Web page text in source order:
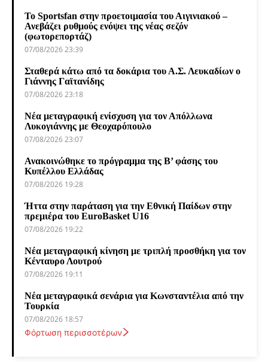
Το Sportsfan στην προετοιμασία του Αιγινιακού –
Ανεβάζει ρυθμούς ενόψει της νέας σεζόν
(φωτορεπορτάζ)
07/08/2026 23:39
Σταθερά κάτω από τα δοκάρια του Α.Σ. Λευκαδίων ο
Γιάννης Γαϊτανίδης
07/08/2026 23:18
Νέα μεταγραφική ενίσχυση για τον Απόλλωνα
Λυκογιάννης με Θεοχαρόπουλο
07/08/2026 23:07
Ανακοινώθηκε το πρόγραμμα της Β’ φάσης του
Κυπέλλου Ελλάδας
07/08/2026 19:28
Ήττα στην παράταση για την Εθνική Παίδων στην
πρεμιέρα του EuroBasket U16
07/08/2026 19:22
Νέα μεταγραφική κίνηση με τριπλή προσθήκη για τον
Κένταυρο Λουτρού
07/08/2026 19:11
Νέα μεταγραφικά σενάρια για Κωνσταντέλια από την
Τουρκία
07/08/2026 18:57
Φόρτωση περισσοτέρων